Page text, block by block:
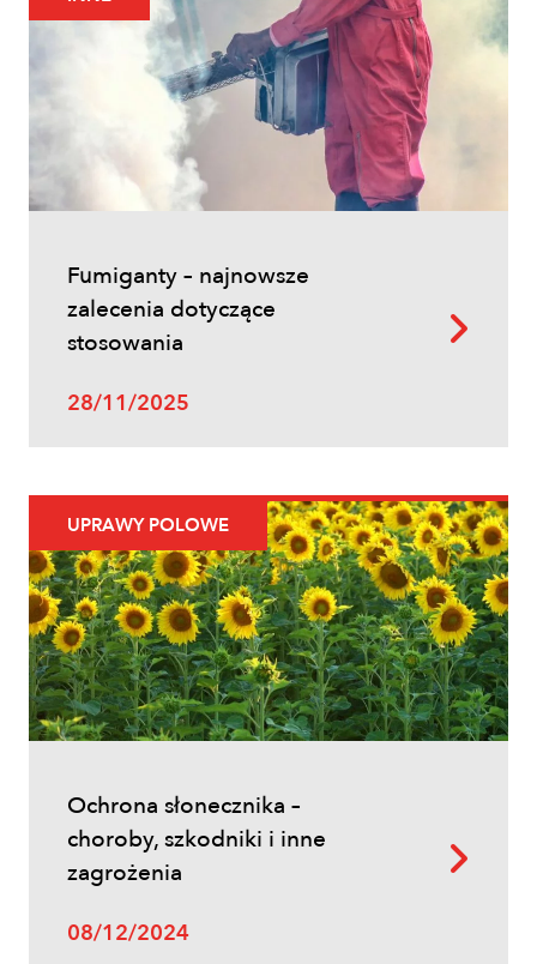
Uprawy polowe
Łokaś garbatek – jak rozpoznać
szkodnika i ograniczyć szkody w
Uprawy polowe
Ochrona fungicydowa zbóż – program
zabiegów, terminy i skuteczna strategia
ochrony
Uprawy polowe
Fumiganty – najnowsze
zalecenia dotyczące
stosowania
28/11/2025
UPRAWY POLOWE
Ochrona słonecznika –
choroby, szkodniki i inne
zagrożenia
08/12/2024